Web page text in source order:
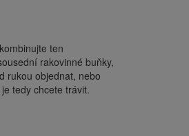
ten
rakovinné buňky,
rukou objednat, nebo
tedy chcete trávit.